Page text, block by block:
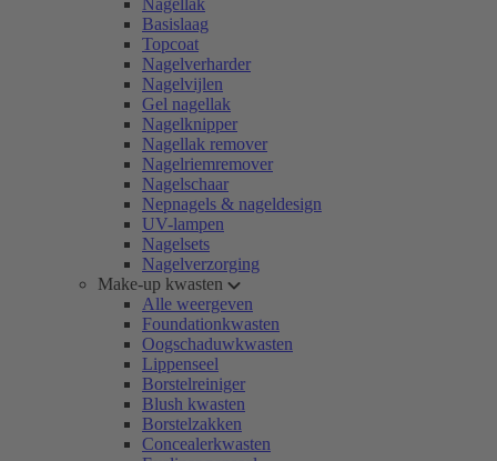
Nagellak
Basislaag
Topcoat
Nagelverharder
Nagelvijlen
Gel nagellak
Nagelknipper
Nagellak remover
Nagelriemremover
Nagelschaar
Nepnagels & nageldesign
UV-lampen
Nagelsets
Nagelverzorging
Make-up kwasten
Alle weergeven
Foundationkwasten
Oogschaduwkwasten
Lippenseel
Borstelreiniger
Blush kwasten
Borstelzakken
Concealerkwasten